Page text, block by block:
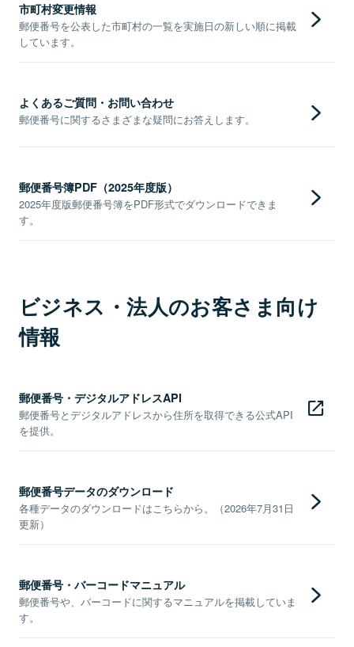
市町村変更情報
郵便番号を公表した市町村の一覧を実施日の新しい順に掲載
しています。
よくあるご質問・お問い合わせ
郵便番号に関するさまざまな疑問にお答えします。
郵便番号簿PDF（2025年度版）
2025年度版郵便番号簿をPDF形式でダウンロードできま
す。
ビジネス・法人のお客さま向け
情報
郵便番号・デジタルアドレスAPI
郵便番号とデジタルアドレスから住所を取得できる公式API
を提供。
郵便番号データのダウンロード
各種データのダウンロードはこちらから。（2026年7月31日
更新）
郵便番号・バーコードマニュアル
郵便番号や、バーコードに関するマニュアルを掲載していま
す。